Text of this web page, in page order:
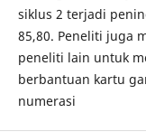
siklus 2 terjadi
85,80. Peneliti juga
peneliti lain untuk
berbantuan kartu
numerasi